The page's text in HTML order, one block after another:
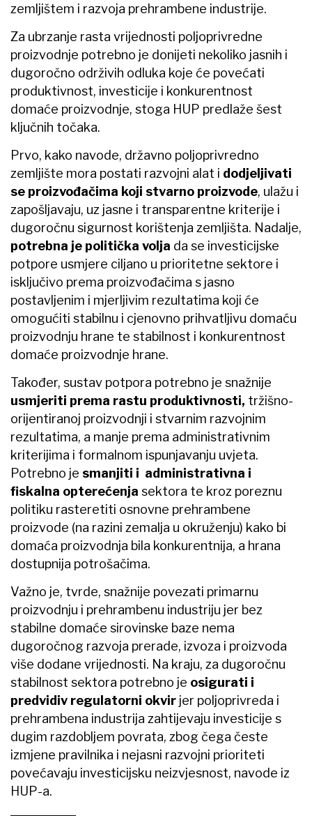
zemljištem i razvoja prehrambene industrije.
Za ubrzanje rasta vrijednosti poljoprivredne
proizvodnje potrebno je donijeti nekoliko jasnih i
dugoročno održivih odluka koje će povećati
produktivnost, investicije i konkurentnost
domaće proizvodnje, stoga HUP predlaže šest
ključnih točaka.
Prvo, kako navode, državno poljoprivredno
zemljište mora postati razvojni alat i dodjeljivati
se proizvođačima koji stvarno proizvode, ulažu i
zapošljavaju, uz jasne i transparentne kriterije i
dugoročnu sigurnost korištenja zemljišta. Nadalje,
potrebna je politička volja da se investicijske
potpore usmjere ciljano u prioritetne sektore i
isključivo prema proizvođačima s jasno
postavljenim i mjerljivim rezultatima koji će
omogućiti stabilnu i cjenovno prihvatljivu domaću
proizvodnju hrane te stabilnost i konkurentnost
domaće proizvodnje hrane.
Također, sustav potpora potrebno je snažnije
usmjeriti prema rastu produktivnosti, tržišno-
orijentiranoj proizvodnji i stvarnim razvojnim
rezultatima, a manje prema administrativnim
kriterijima i formalnom ispunjavanju uvjeta.
Potrebno je smanjiti i administrativna i
fiskalna opterećenja sektora te kroz poreznu
politiku rasteretiti osnovne prehrambene
proizvode (na razini zemalja u okruženju) kako bi
domaća proizvodnja bila konkurentnija, a hrana
dostupnija potrošačima.
Važno je, tvrde, snažnije povezati primarnu
proizvodnju i prehrambenu industriju jer bez
stabilne domaće sirovinske baze nema
dugoročnog razvoja prerade, izvoza i proizvoda
više dodane vrijednosti. Na kraju, za dugoročnu
stabilnost sektora potrebno je osigurati i
predvidiv regulatorni okvir jer poljoprivreda i
prehrambena industrija zahtijevaju investicije s
dugim razdobljem povrata, zbog čega česte
izmjene pravilnika i nejasni razvojni prioriteti
povećavaju investicijsku neizvjesnost, navode iz
HUP-a.